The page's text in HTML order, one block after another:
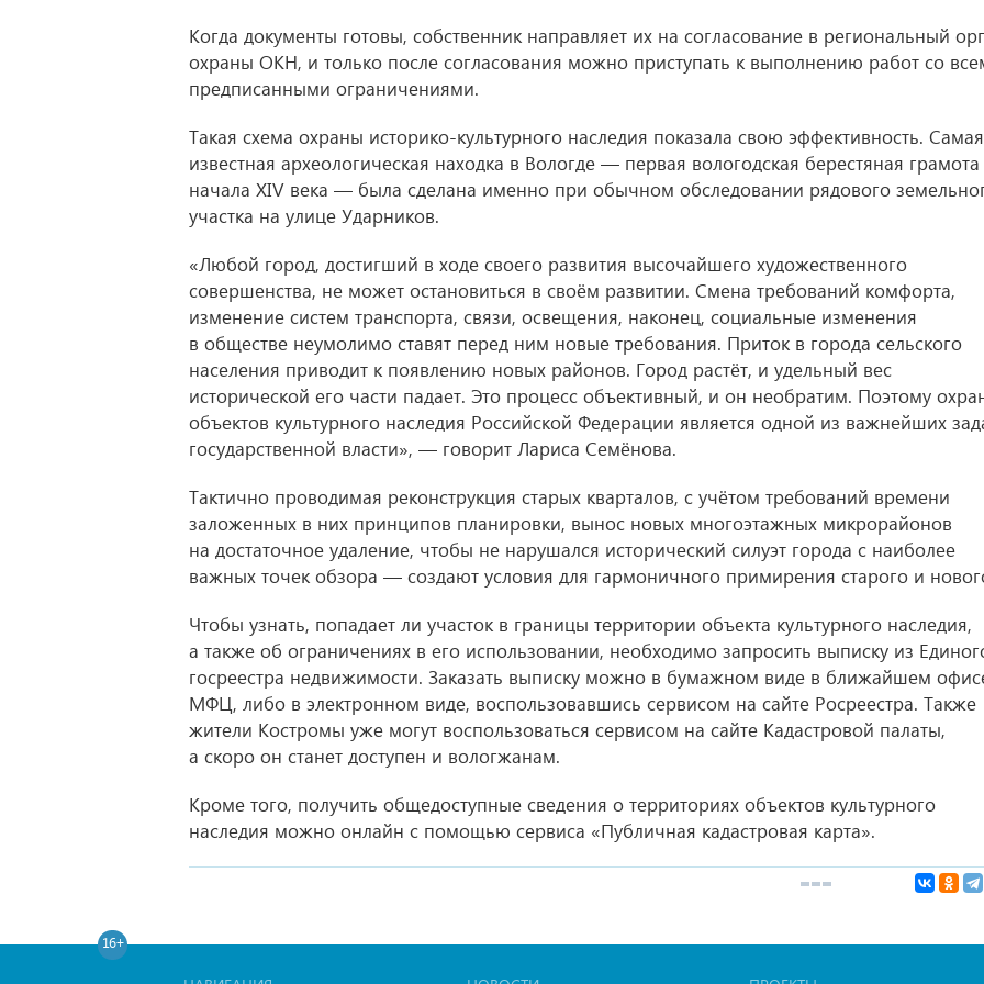
Когда документы готовы, собственник направляет их на согласование в региональный
охраны ОКН, и только после согласования можно приступать к выполнению работ со
предписанными ограничениями.
Такая схема охраны историко-культурного наследия показала свою эффективность. Самая
известная археологическая находка в Вологде — первая вологодская берестяная грамота
начала XIV века — была сделана именно при обычном обследовании рядового
участка на улице Ударников.
«Любой город, достигший в ходе своего развития высочайшего художественного
совершенства, не может остановиться в своём развитии. Смена требований комфорта,
изменение систем транспорта, связи, освещения, наконец, социальные изменения
в обществе неумолимо ставят перед ним новые требования. Приток в города сельского
населения приводит к появлению новых районов. Город растёт, и удельный вес
исторической его части падает. Это процесс объективный, и он необратим. Поэтому
объектов культурного наследия Российской Федерации является одной из важнейших
государственной власти», — говорит Лариса Семёнова.
Тактично проводимая реконструкция старых кварталов, с учётом требований времени
заложенных в них принципов планировки, вынос новых многоэтажных микрорайонов
на достаточное удаление, чтобы не нарушался исторический силуэт города с наиболее
важных точек обзора — создают условия для гармоничного примирения старого и
Чтобы узнать, попадает ли участок в границы территории объекта культурного наследия,
а также об ограничениях в его использовании, необходимо запросить выписку из
госреестра недвижимости. Заказать выписку можно в бумажном виде в ближайшем
МФЦ, либо в электронном виде, воспользовавшись сервисом на сайте Росреестра. Также
жители Костромы уже могут воспользоваться сервисом на сайте Кадастровой палаты,
а скоро он станет доступен и вологжанам.
Кроме того, получить общедоступные сведения о территориях объектов культурного
наследия можно онлайн с помощью сервиса «Публичная кадастровая карта».
16+